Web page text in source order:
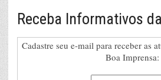
Receba Informativos
Cadastre seu e-mail para receber as
Boa Imprensa: